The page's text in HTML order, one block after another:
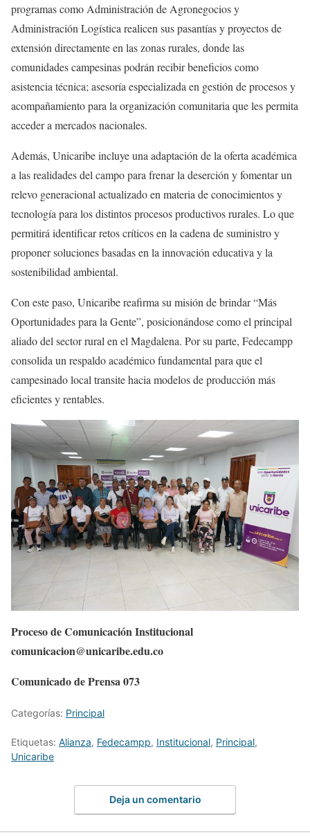
programas como Administración de Agronegocios y
Administración Logística realicen sus pasantías y proyectos de
extensión directamente en las zonas rurales, donde las
comunidades campesinas podrán recibir beneficios como
asistencia técnica; asesoría especializada en gestión de procesos y
acompañamiento para la organización comunitaria que les permita
acceder a mercados nacionales.
Además, Unicaribe incluye una adaptación de la oferta académica
a las realidades del campo para frenar la deserción y fomentar un
relevo generacional actualizado en materia de conocimientos y
tecnología para los distintos procesos productivos rurales. Lo que
permitirá identificar retos críticos en la cadena de suministro y
proponer soluciones basadas en la innovación educativa y la
sostenibilidad ambiental.
Con este paso, Unicaribe reafirma su misión de brindar “Más
Oportunidades para la Gente”, posicionándose como el principal
aliado del sector rural en el Magdalena. Por su parte, Fedecampp
consolida un respaldo académico fundamental para que el
campesinado local transite hacia modelos de producción más
eficientes y rentables.
Proceso de Comunicación Institucional
comunicacion@unicaribe.edu.co
Comunicado de Prensa 073
Categorías: Principal
Etiquetas: Alianza, Fedecampp, Institucional, Principal,
Unicaribe
Deja un comentario